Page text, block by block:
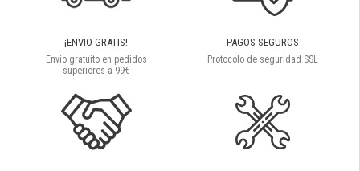
¡ENVIO GRATIS!
Envío gratuíto en pedidos
superiores a 99€
PAGOS SEGUROS
Protocolo de seguridad SSL